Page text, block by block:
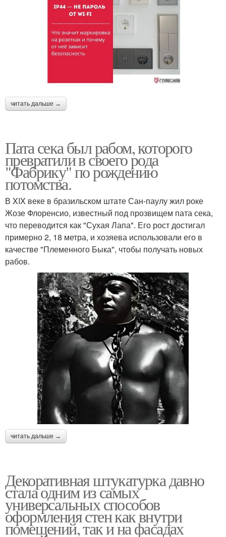
читать дальше →
Пата сека был рабом, которого
превратили в своего рода
"Фабрику" по рождению
потомства.
В XIX веке в бразильском штате Сан-паулу жил роке
Жозе Флоренсио, известный под прозвищем пата сека,
что переводится как "Сухая Лапа". Его рост достигал
примерно 2, 18 метра, и хозяева использовали его в
качестве "Племенного Быка", чтобы получать новых
рабов.
читать дальше →
Декоративная штукатурка давно
стала одним из самых
универсальных способов
оформления стен как внутри
помещений, так и на фасадах